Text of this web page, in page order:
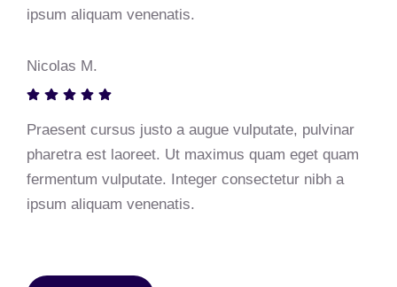
ipsum aliquam venenatis.
Nicolas M.
Praesent cursus justo a augue vulputate, pulvinar
pharetra est laoreet. Ut maximus quam eget quam
fermentum vulputate. Integer consectetur nibh a
ipsum aliquam venenatis.